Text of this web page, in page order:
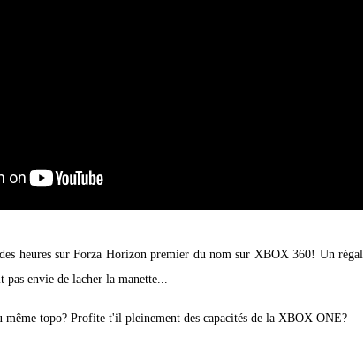
heures sur Forza Horizon premier du nom sur XBOX 360! Un régal
envie de lacher la manette...
topo? Profite t'il pleinement des capacités de la XBOX ONE?